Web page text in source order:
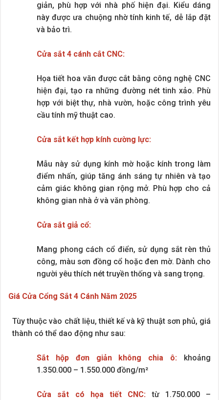
giản, phù hợp với nhà phố hiện đại. Kiểu dáng
này được ưa chuộng nhờ tính kinh tế, dễ lắp đặt
và bảo trì.
Cửa sắt 4 cánh cắt CNC:
Họa tiết hoa văn được cắt bằng công nghệ CNC
hiện đại, tạo ra những đường nét tinh xảo. Phù
hợp với biệt thự, nhà vườn, hoặc công trình yêu
cầu tính mỹ thuật cao.
Cửa sắt kết hợp kính cường lực:
Mẫu này sử dụng kính mờ hoặc kính trong làm
điểm nhấn, giúp tăng ánh sáng tự nhiên và tạo
cảm giác không gian rộng mở. Phù hợp cho cả
không gian nhà ở và văn phòng.
Cửa sắt giả cổ:
Mang phong cách cổ điển, sử dụng sắt rèn thủ
công, màu sơn đồng cổ hoặc đen mờ. Dành cho
người yêu thích nét truyền thống và sang trọng.
Giá Cửa Cổng Sắt 4 Cánh Năm 2025
Tùy thuộc vào chất liệu, thiết kế và kỹ thuật sơn phủ, giá
thành có thể dao động như sau:
Sắt hộp đơn giản không chia ô: khoảng
1.350.000 – 1.550.000 đồng/m²
Cửa sắt có họa tiết CNC: từ 1.750.000 –